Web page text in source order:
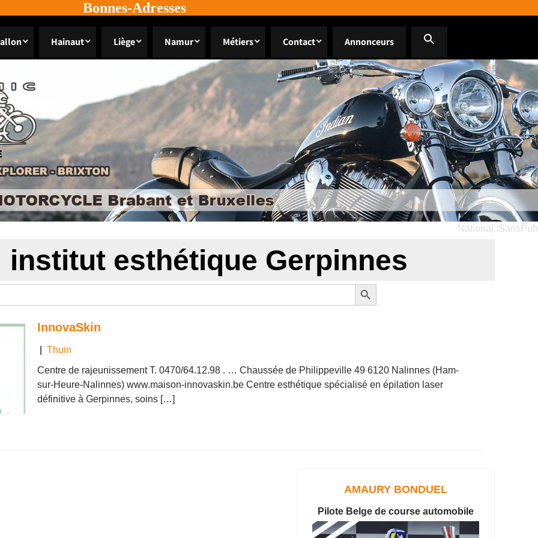
Bonnes-Adresses
Hainaut Liège Namur Métiers Contact Annonceurs
National::SansPub
institut esthétique Gerpinnes
Search Button
InnovaSkin
Thuin
Centre de rajeunissement T. 0470/64.12.98 . … Chaussée de Philippeville 49 6120 Nalinnes (Ham-
sur-Heure-Nalinnes) www.maison-innovaskin.be Centre esthétique spécialisé en épilation laser
définitive à Gerpinnes, soins […]
AMAURY BONDUEL
Pilote Belge de course automobile